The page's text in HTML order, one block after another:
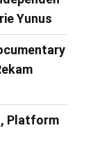
Yunus
Platform